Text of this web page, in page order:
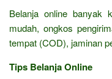
Belanja online banyak
mudah, ongkos
tempat (COD), jaminan
Tips Belanja Online